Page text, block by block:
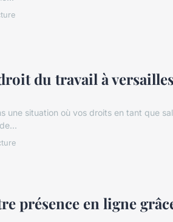
du travail à
une situation où vos droits en tant que
présence en ligne